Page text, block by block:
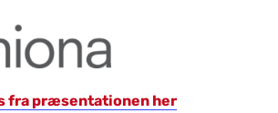
fra præsentationen her